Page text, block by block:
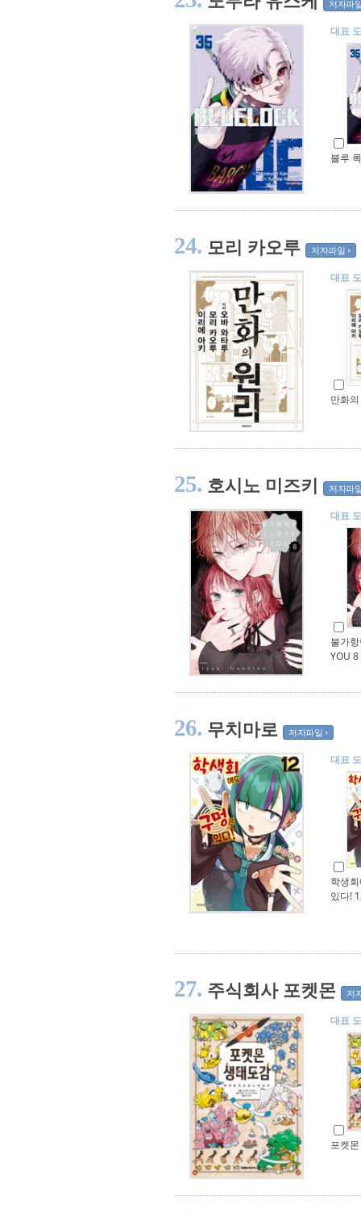
저자파
대표
블루
24. 모리 카오루 저자파일
대표
만화
25. 호시노 미즈키 저자파
대표
불가
YOU 8
26. 무치마로 저자파일
대표
학생
있다!
27. 주식회사 포켓몬 저
대표
포켓